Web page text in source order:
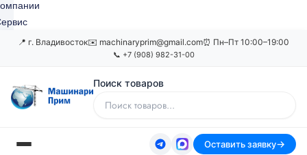
📍 г. Владивосток✉️ machinaryprim@gmail.com⏰ Пн–Пт 10:00–19:00
📞 +7 (908) 982-31-00
Поиск товаров
Оставить заявку